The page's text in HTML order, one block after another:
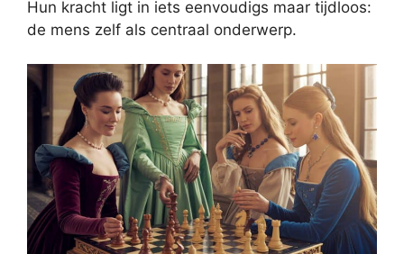
Hun kracht ligt in iets eenvoudigs maar tijdloos:
de mens zelf als centraal onderwerp.